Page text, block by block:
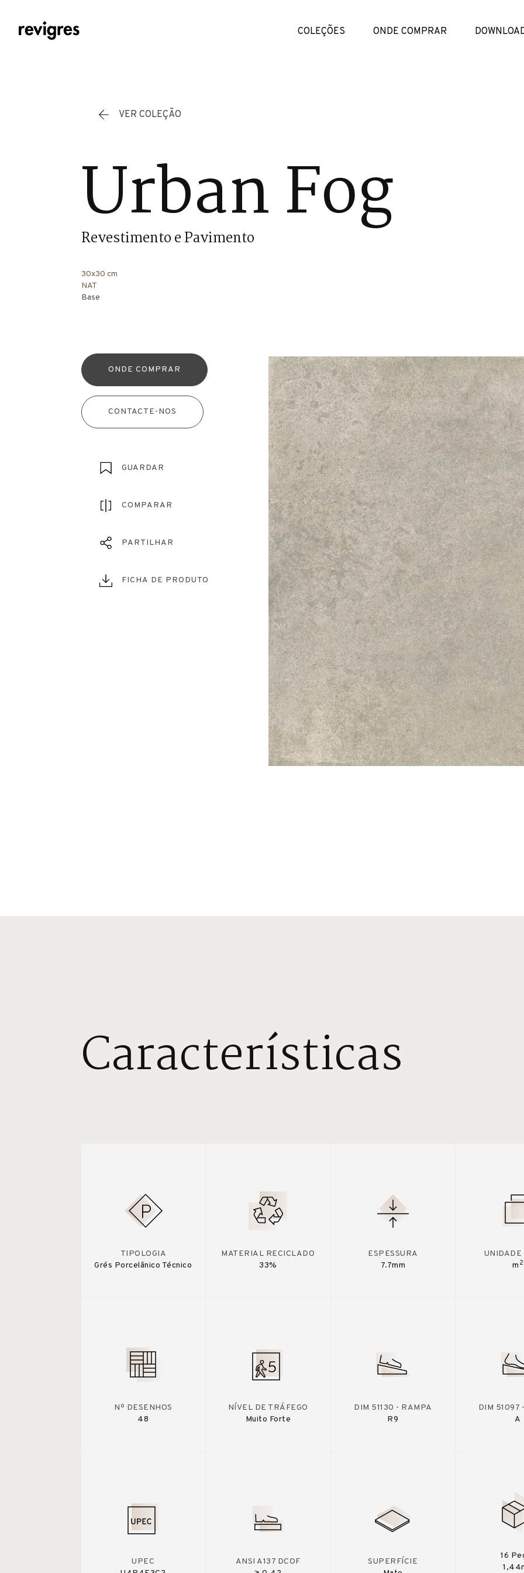
COLEÇÕES ONDE COMPRAR
VER COLEÇÃO
Urban Fog
Revestimento e Pavimento
30x30 cm
NAT
Base
ONDE COMPRAR
CONTACTE-NOS
GUARDAR
COMPARAR
PARTILHAR
FICHA DE PRODUTO
Características
TIPOLOGIA
Grés Porcelânico Técnico
MATERIAL RECICLADO
33%
ESPESSURA
7.7mm
UNIDADE
m 2
Nº DESENHOS
48
NÍVEL DE TRÁFEGO
Muito Forte
DIM 51130 - RAMPA
R9
DIM 51097
A
UPEC
ANSI A137 DCOF
SUPERFÍCIE
16